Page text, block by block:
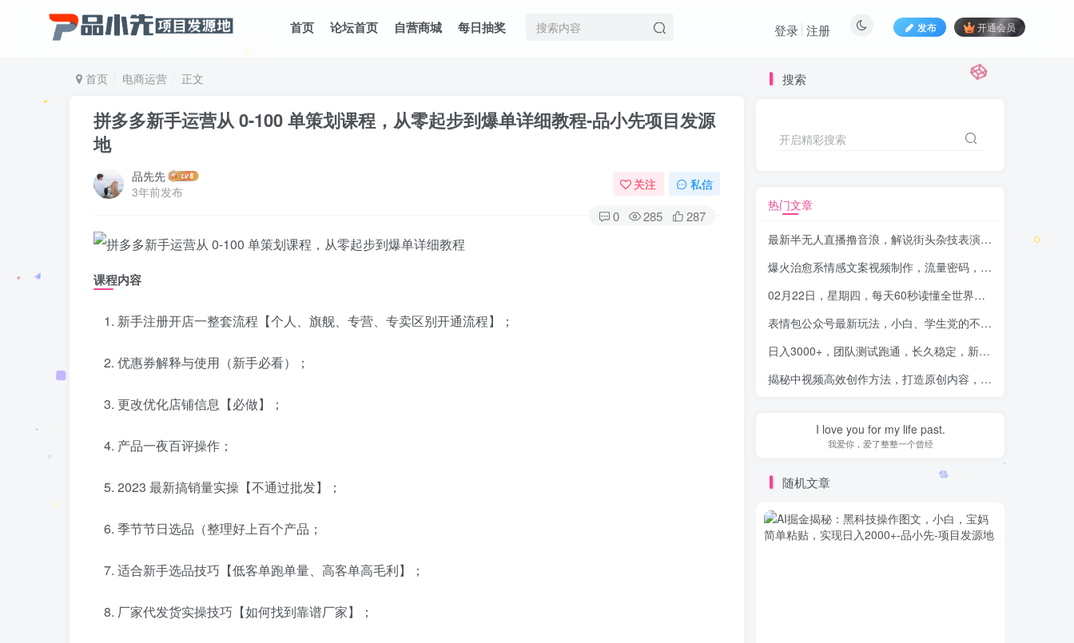
首页 论坛首页 自营商城 每日抽奖 发布 开通会员
登录 注册
首页 电商运营 正文
拼多多新手运营从 0-100 单策划课程，从零起步到爆单详细教程-品小先项目发源
地
品先先
3年前发布
关注 私信
0 285 287
课程内容
新手注册开店一整套流程【个人、旗舰、专营、专卖区别开通流程】；
优惠券解释与使用（新手必看）；
更改优化店铺信息【必做】；
产品一夜百评操作；
2023 最新搞销量实操【不通过批发】；
季节节日选品（整理好上百个产品；
适合新手选品技巧【低客单跑单量、高客单高毛利】；
厂家代发货实操技巧【如何找到靠谱厂家】；
搜索
开启精彩搜索
热门文章
最新半无人直播撸音浪，解说街头杂技表演，平均每天收益500+
爆火治愈系情感文案视频制作，流量密码，冷门赛道，小白轻松上手月入过万保姆级
02月22日，星期四，每天60秒读懂全世界！-品小先项目发源地
表情包公众号最新玩法，小白、学生党的不二之选，模板加持快速制作，每天十分钟，日入500+
日入3000+，团队测试跑通，长久稳定，新手当天变现，可全职，可兼职
揭秘中视频高效创作方法，打造原创内容，3天快速启号狂赚收益
I love you for my life past.
我爱你，爱了整整一个曾经
随机文章